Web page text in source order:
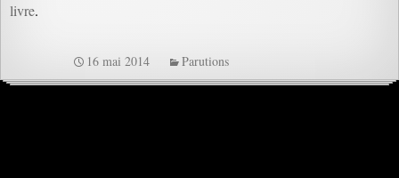
livre.
16 mai 2014 Parutions